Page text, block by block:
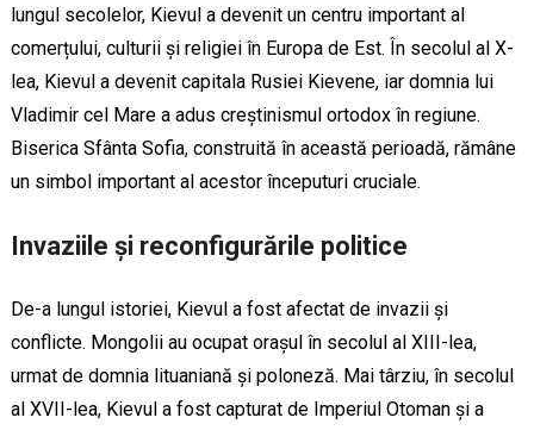
lungul secolelor, Kievul a devenit un centru important al
comerțului, culturii și religiei în Europa de Est. În secolul al X-
lea, Kievul a devenit capitala Rusiei Kievene, iar domnia lui
Vladimir cel Mare a adus creștinismul ortodox în regiune.
Biserica Sfânta Sofia, construită în această perioadă, rămâne
un simbol important al acestor începuturi cruciale.
Invaziile și reconfigurările politice
De-a lungul istoriei, Kievul a fost afectat de invazii și
conflicte. Mongolii au ocupat orașul în secolul al XIII-lea,
urmat de domnia lituaniană și poloneză. Mai târziu, în secolul
al XVII-lea, Kievul a fost capturat de Imperiul Otoman și a